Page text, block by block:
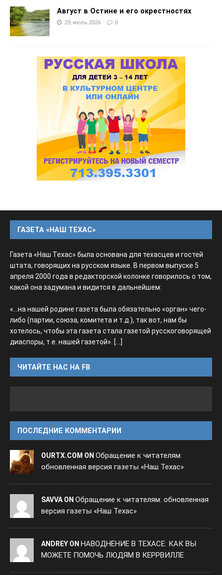
Август в Остине и его окрестностях
29, июль 2026 0
ГАЗЕТА «НАШ ТЕХАС»
Газета «Наш Техас» была основана для техасцев и гостей
штата, говорящих на русском языке. В первом выпуске 5
апреля 2000 года в редакторской колонке говорилось о том,
какой она задумана и видится в дальнейшем:
«...на нашей родине газета была обязательно «орган» чего-
либо (партии, союза, комитета и т.д.), так вот, нам бы
хотелось, чтобы эта газета стала газетой русскоговорящей
диаспоры, т.е. нашей газетой». [...]
ЧИТАЙТЕ НАС НА FB
ПОСЛЕДНИЕ КОММЕНТАРИИ
OURTX.COM ON Обращение к читателям:
обновленная версия газеты «Наш Техас»
SAVVA ON Обращение к читателям: обновленная
версия газеты «Наш Техас»
ANDREY ON НАВОДНЕНИЕ В ТЕХАСЕ: КАК ВЫ
МОЖЕТЕ ПОМОЧЬ ЛЮДЯМ В КЕРРВИЛЛЕ